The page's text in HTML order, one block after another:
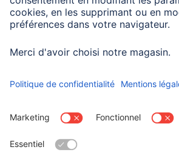
écouteur se connectera. Reportez-
d’emploi.